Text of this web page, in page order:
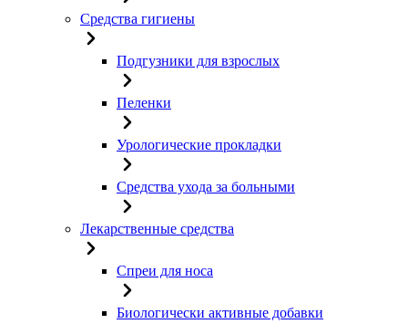
Средства гигиены
Подгузники для взрослых
Пеленки
Урологические прокладки
Средства ухода за больными
Лекарственные средства
Спреи для носа
Биологически активные добавки